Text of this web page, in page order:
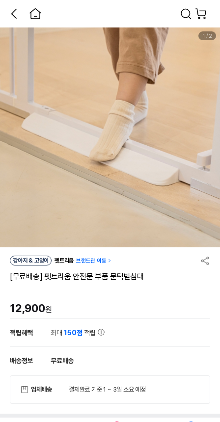
1 / 2
강아지 & 고양이 펫트리움 브랜드관 이동
[무료배송] 펫트리움 안전문 부품 문턱받침대
12,900원
적립혜택 최대150점 적립
배송정보 무료배송
업체배송 결제완료 기준 1 ~ 3일 소요 예정